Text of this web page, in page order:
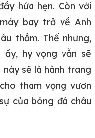
hứa hẹn. Còn với
bay trở về Anh
thẳm. Thế nhưng,
hy vọng vẫn sẽ
sẽ là hành trang
tham vọng vươn
của bóng đá châu